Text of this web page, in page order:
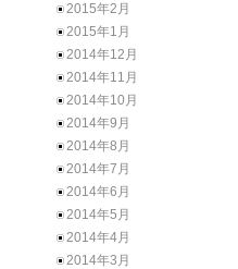
2015年2月
2015年1月
2014年12月
2014年11月
2014年10月
2014年9月
2014年8月
2014年7月
2014年6月
2014年5月
2014年4月
2014年3月